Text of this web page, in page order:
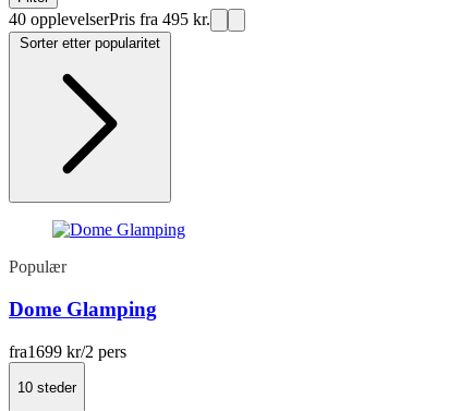
40 opplevelserPris fra 495 kr.
Populær
Dome Glamping
fra1699 kr/2 pers
10 steder